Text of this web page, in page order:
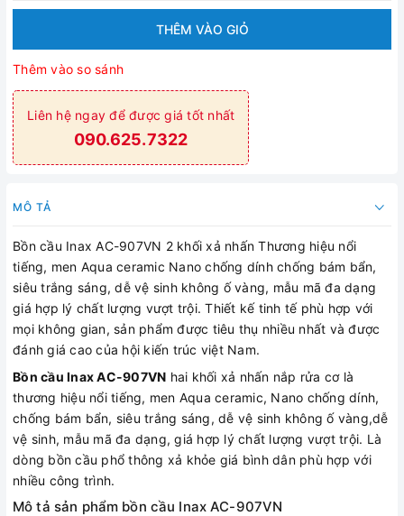
THÊM VÀO GIỎ
Thêm vào so sánh
Liên hệ ngay để được giá tốt nhất
090.625.7322
MÔ TẢ
Bồn cầu Inax AC-907VN 2 khối xả nhấn Thương hiệu nổi
tiếng, men Aqua ceramic Nano chống dính chống bám bẩn,
siêu trắng sáng, dễ vệ sinh không ố vàng, mẫu mã đa dạng
giá hợp lý chất lượng vượt trội. Thiết kế tinh tế phù hợp với
mọi không gian, sản phẩm được tiêu thụ nhiều nhất và được
đánh giá cao của hội kiến trúc việt Nam.
Bồn cầu Inax AC-907VN hai khối xả nhấn nắp rửa cơ là
thương hiệu nổi tiếng, men Aqua ceramic, Nano chống dính,
chống bám bẩn, siêu trắng sáng, dễ vệ sinh không ố vàng,dễ
vệ sinh, mẫu mã đa dạng, giá hợp lý chất lượng vượt trội. Là
dòng bồn cầu phổ thông xả khỏe giá bình dân phù hợp với
nhiều công trình.
Mô tả sản phẩm bồn cầu Inax AC-907VN